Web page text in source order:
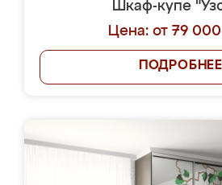
Шкаф-купе
Цена: от 79
ПОДРОБНЕЕ